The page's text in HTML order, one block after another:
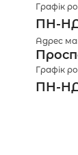
Графік
ПН-НД
Адрес
Графік
ПН-НД